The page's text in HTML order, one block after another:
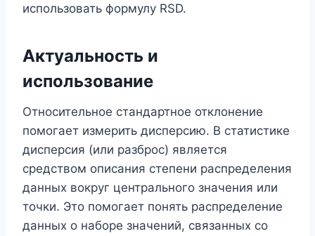
использовать формулу RSD.
Актуальность и
использование
Относительное стандартное отклонение
помогает измерить дисперсию. В статистике
дисперсия (или разброс) является
средством описания степени распределения
данных вокруг центрального значения или
точки. Это помогает понять распределение
данных о наборе значений, связанных со